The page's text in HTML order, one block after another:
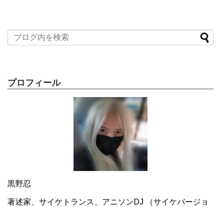
プロフィール
黒野忍
著述家、サイケトランス、アニソンDJ （サイケバージョ